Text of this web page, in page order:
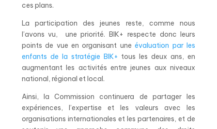
ces plans.
La participation des jeunes reste, comme nous
l’avons vu, une priorité. BIK+ respecte donc leurs
points de vue en organisant uneévaluation par les
enfants de la stratégie BIK+ tous les deux ans, en
augmentant les activités entre jeunes aux niveaux
national, régional et local.
Ainsi, la Commission continuera de partager les
expériences, l’expertise et les valeurs avec les
organisations internationales et les partenaires, et de